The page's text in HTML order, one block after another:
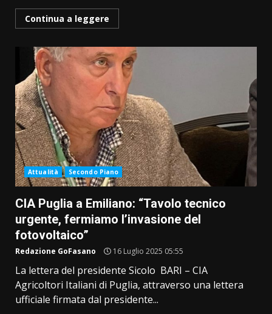
Continua a leggere
Attualità Secondo Piano
CIA Puglia a Emiliano: “Tavolo tecnico
urgente, fermiamo l’invasione del
fotovoltaico”
Redazione GoFasano 16 Luglio 2025 05:55
La lettera del presidente Sicolo BARI – CIA
Agricoltori Italiani di Puglia, attraverso una lettera
ufficiale firmata dal presidente...